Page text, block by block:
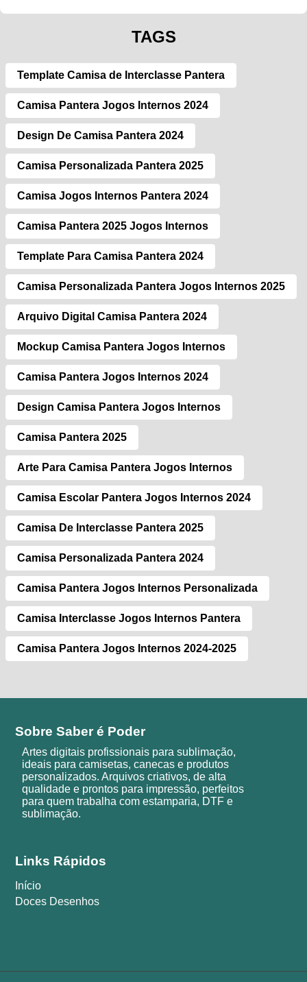
TAGS
Template Camisa de Interclasse Pantera
Camisa Pantera Jogos Internos 2024
Design De Camisa Pantera 2024
Camisa Personalizada Pantera 2025
Camisa Jogos Internos Pantera 2024
Camisa Pantera 2025 Jogos Internos
Template Para Camisa Pantera 2024
Camisa Personalizada Pantera Jogos Internos 2025
Arquivo Digital Camisa Pantera 2024
Mockup Camisa Pantera Jogos Internos
Camisa Pantera Jogos Internos 2024
Design Camisa Pantera Jogos Internos
Camisa Pantera 2025
Arte Para Camisa Pantera Jogos Internos
Camisa Escolar Pantera Jogos Internos 2024
Camisa De Interclasse Pantera 2025
Camisa Personalizada Pantera 2024
Camisa Pantera Jogos Internos Personalizada
Camisa Interclasse Jogos Internos Pantera
Camisa Pantera Jogos Internos 2024-2025
Sobre Saber é Poder
Artes digitais profissionais para sublimação,
ideais para camisetas, canecas e produtos
personalizados. Arquivos criativos, de alta
qualidade e prontos para impressão, perfeitos
para quem trabalha com estamparia, DTF e
sublimação.
Links Rápidos
Início
Doces Desenhos